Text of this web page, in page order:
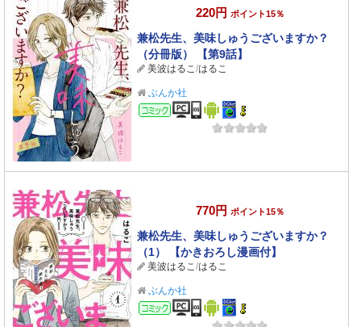
220円 ポイント15％
兼松先生、美味しゅうございますか？
（分冊版） 【第9話】
美波はるこ/はるこ
ぶんか社
コミック
770円 ポイント15％
兼松先生、美味しゅうございますか？
（1） 【かきおろし漫画付】
美波はるこ/はるこ
ぶんか社
コミック